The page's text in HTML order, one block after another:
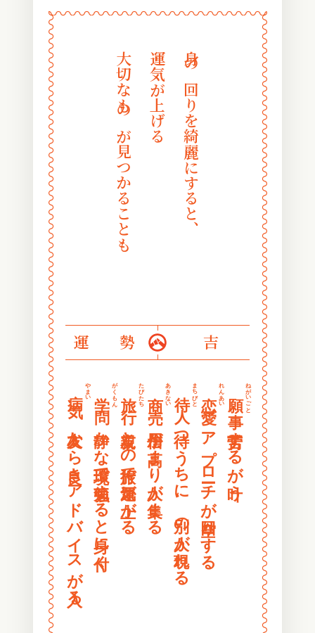
身の回りを綺麗にすると、
運気が上げる
大切なものが見つかることも
運勢 吉
ねがいごと
苦労するが叶う
れんあい
アプローチが空回りする
まちびと
待つうちに、別の人が現れる
あきない
信用が高まり人が集まる
たびたち
親友との旅行で運気が上がる
がくもん
静かな環境で勉強すると身に付く
やまい
友人から良きアドバイスが入る
〰〰〰〰〰〰〰〰〰〰〰〰〰
〰
〰
〰
〰
〰
〰
〰
〰
〰
〰
〰
〰
〰
〰
〰
〰
〰
〰
〰
〰
〰
〰
〰
〰
〰
〰
〰
〰
〰
〰
〰
〰
〰
〰
〰
〰
〰
〰
〰
〰
〰
〰
〰
〰
〰
〰
〰
〰
〰
〰
〰
〰
〰
〰
〰
〰
〰
〰
〰
〰
〰
〰
〰
〰